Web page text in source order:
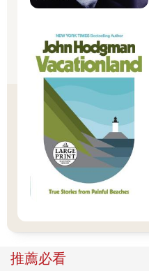
推薦必看